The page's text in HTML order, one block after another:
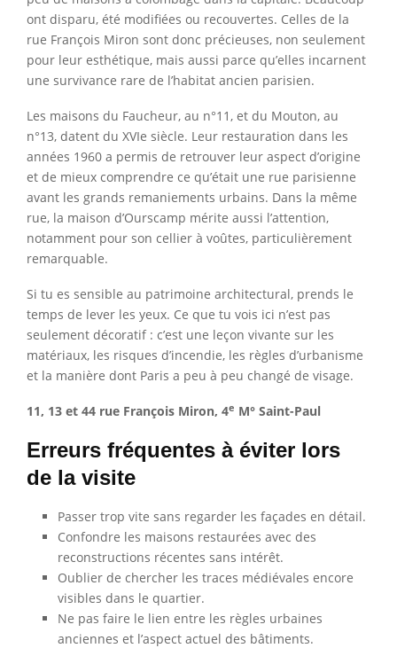
ont disparu, été modifiées ou recouvertes. Celles de la
rue François Miron sont donc précieuses, non seulement
pour leur esthétique, mais aussi parce qu’elles incarnent
une survivance rare de l’habitat ancien parisien.
Les maisons du Faucheur, au n°11, et du Mouton, au
n°13, datent du XVIe siècle. Leur restauration dans les
années 1960 a permis de retrouver leur aspect d’origine
et de mieux comprendre ce qu’était une rue parisienne
avant les grands remaniements urbains. Dans la même
rue, la maison d’Ourscamp mérite aussi l’attention,
notamment pour son cellier à voûtes, particulièrement
remarquable.
Si tu es sensible au patrimoine architectural, prends le
temps de lever les yeux. Ce que tu vois ici n’est pas
seulement décoratif : c’est une leçon vivante sur les
matériaux, les risques d’incendie, les règles d’urbanisme
et la manière dont Paris a peu à peu changé de visage.
11, 13 et 44 rue François Miron, 4e M° Saint-Paul
Erreurs fréquentes à éviter lors
de la visite
Passer trop vite sans regarder les façades en détail.
Confondre les maisons restaurées avec des
reconstructions récentes sans intérêt.
Oublier de chercher les traces médiévales encore
visibles dans le quartier.
Ne pas faire le lien entre les règles urbaines
anciennes et l’aspect actuel des bâtiments.